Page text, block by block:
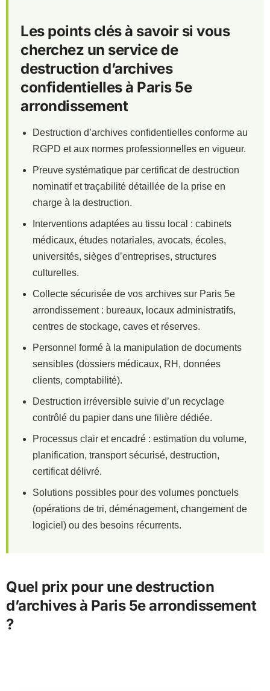
Les points clés à savoir si vous
cherchez un service de
destruction d’archives
confidentielles à Paris 5e
arrondissement
Destruction d’archives confidentielles conforme au
RGPD et aux normes professionnelles en vigueur.
Preuve systématique par certificat de destruction
nominatif et traçabilité détaillée de la prise en
charge à la destruction.
Interventions adaptées au tissu local : cabinets
médicaux, études notariales, avocats, écoles,
universités, sièges d’entreprises, structures
culturelles.
Collecte sécurisée de vos archives sur Paris 5e
arrondissement : bureaux, locaux administratifs,
centres de stockage, caves et réserves.
Personnel formé à la manipulation de documents
sensibles (dossiers médicaux, RH, données
clients, comptabilité).
Destruction irréversible suivie d’un recyclage
contrôlé du papier dans une filière dédiée.
Processus clair et encadré : estimation du volume,
planification, transport sécurisé, destruction,
certificat délivré.
Solutions possibles pour des volumes ponctuels
(opérations de tri, déménagement, changement de
logiciel) ou des besoins récurrents.
Quel prix pour une destruction
d’archives à Paris 5e arrondissement
?